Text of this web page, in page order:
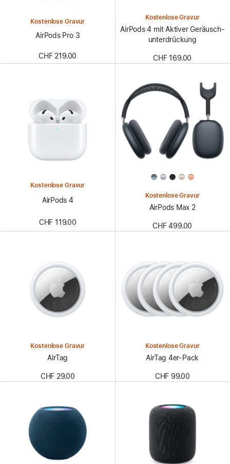
Kostenlose Gravur
AirPods Pro 3
CHF 219.00
Kostenlose Gravur
AirPods 4 mit Aktiver Geräusch­
unter­drückung
CHF 169.00
Kostenlose Gravur
AirPods 4
CHF 119.00
Kostenlose Gravur
AirPods Max 2
CHF 499.00
Kostenlose Gravur
AirTag
CHF 29.00
Kostenlose Gravur
AirTag 4er-Pack
CHF 99.00